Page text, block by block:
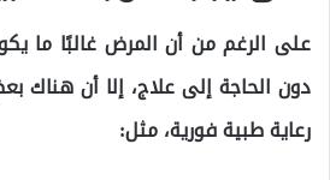
على الرغم من أن المرض غالبًا ما
دون الحاجة إلى علاج، إلا أن هناك
رعاية طبية فورية، مثل: